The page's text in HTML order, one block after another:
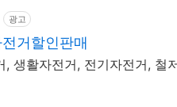
광고
거할인판매
생활자전거, 전기자전거, 철